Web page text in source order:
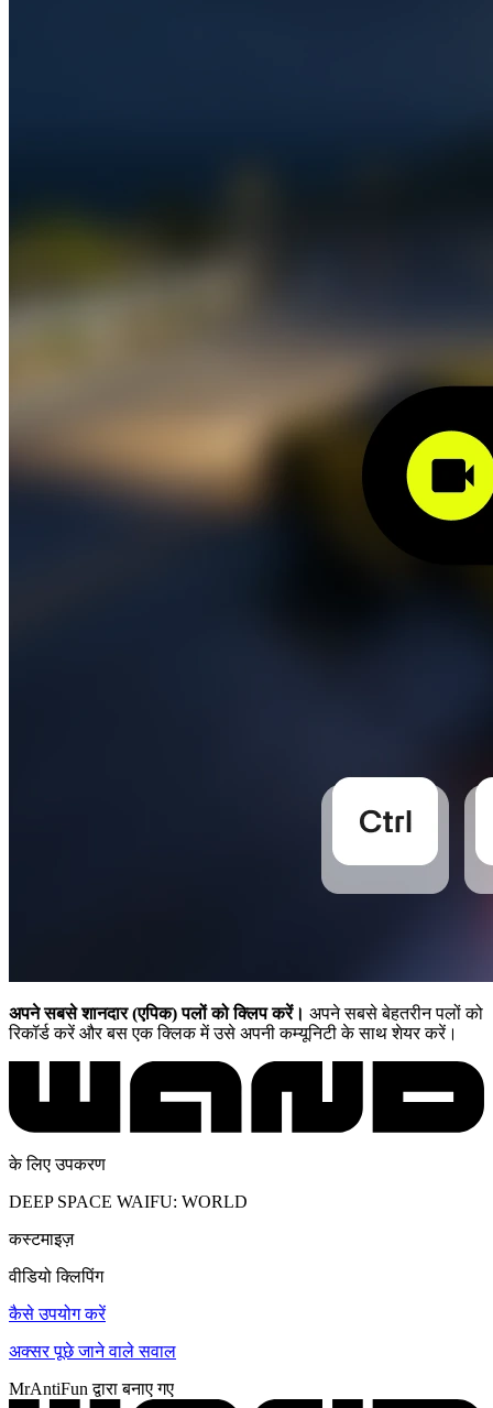
अपने सबसे शानदार (एपिक) पलों को क्लिप करें। अपने सबसे बेहतरीन पलों को
रिकॉर्ड करें और बस एक क्लिक में उसे अपनी कम्यूनिटी के साथ शेयर करें।
के लिए उपकरण
DEEP SPACE WAIFU: WORLD
कस्टमाइज़
वीडियो क्लिपिंग
कैसे उपयोग करें
अक्सर पूछे जाने वाले सवाल
MrAntiFun द्वारा बनाए गए